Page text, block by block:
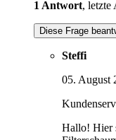
1 Antwort, letzte
Diese Frage
Steffi
05. August
Hallo! Hier